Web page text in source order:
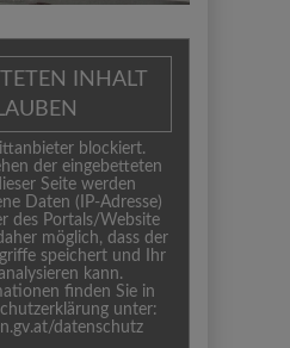
INHALT
blockiert.
der eingebetteten
Seite werden
Daten (IP-Adresse)
des Portals/Website
möglich, dass der
speichert und Ihr
kann.
finden Sie in
unter:
datenschutz